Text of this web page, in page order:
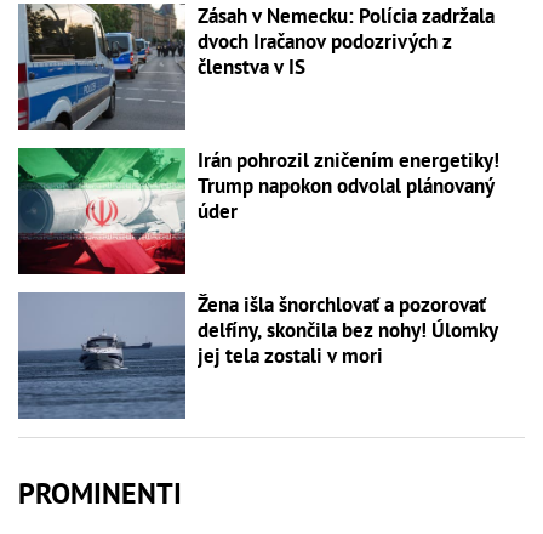
Zásah v Nemecku: Polícia zadržala
dvoch Iračanov podozrivých z
členstva v IS
Irán pohrozil zničením energetiky!
Trump napokon odvolal plánovaný
úder
Žena išla šnorchlovať a pozorovať
delfíny, skončila bez nohy! Úlomky
jej tela zostali v mori
PROMINENTI